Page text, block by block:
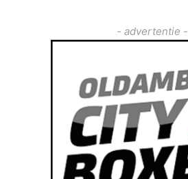
- advertentie -